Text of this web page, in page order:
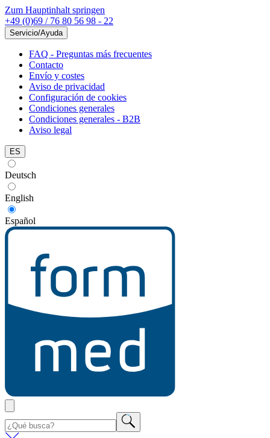
Zum Hauptinhalt springen
+49 (0)69 / 76 80 56 98 - 22
Servicio/Ayuda
FAQ - Preguntas más frecuentes
Contacto
Envío y costes
Aviso de privacidad
Configuración de cookies
Condiciones generales
Condiciones generales - B2B
Aviso legal
ES
Deutsch
English
Español